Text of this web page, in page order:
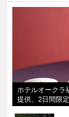
ホテルオークラ
提供、2日間限